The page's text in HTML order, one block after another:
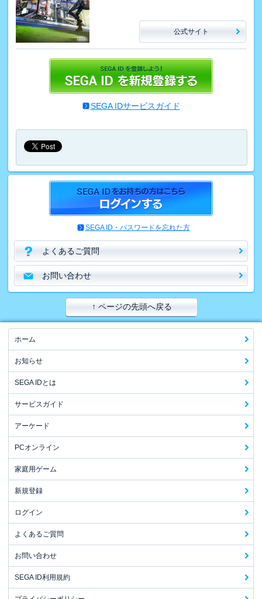
公式サイト
SEGA IDサービスガイド
SEGA ID・パスワードを忘れた方
よくあるご質問
お問い合わせ
↑ ページの先頭へ戻る
ホーム
お知らせ
SEGA IDとは
サービスガイド
アーケード
PCオンライン
家庭用ゲーム
新規登録
ログイン
よくあるご質問
お問い合わせ
SEGA ID利用規約